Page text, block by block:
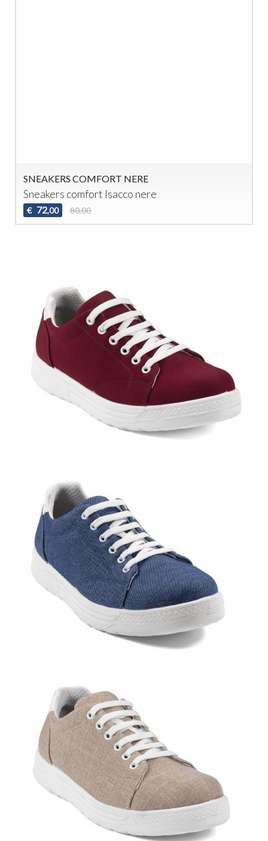
SNEAKERS COMFORT NERE
Sneakers comfort Isacco nere
€ 72,00 80,00